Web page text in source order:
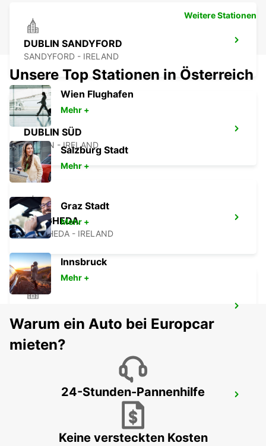
DUBLIN SANDYFORD
SANDYFORD - IRELAND
DUBLIN SÜD
DUBLIN - IRELAND
DROGHEDA
DROGHEDA - IRELAND
NAAS - IRELAND
Weitere Stationen
Unsere Top Stationen in Österreich
Wien Flughafen
Mehr +
Salzburg Stadt
Mehr +
Graz Stadt
Mehr +
Innsbruck
Mehr +
Warum ein Auto bei Europcar
mieten?
24-Stunden-Pannenhilfe
Keine versteckten Kosten